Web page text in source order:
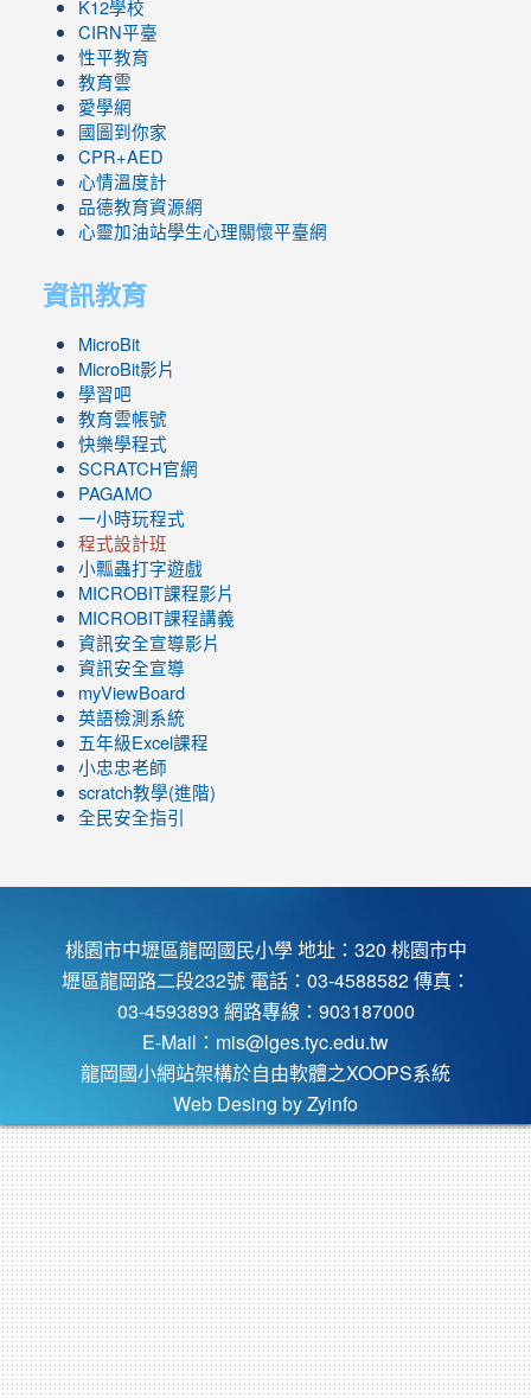
K12學校
CIRN平臺
性平教育
教育雲
愛學網
國圖到你家
CPR+AED
心情溫度計
品德教育資源網
心靈加油站學生心理關懷平臺網
資訊教育
MicroBit
MicroBit影片
學習吧
教育雲帳號
快樂學程式
SCRATCH官網
PAGAMO
一小時玩程式
程式設計班
小瓢蟲打字遊戲
link
to
https://www.youtube.com/channel/UC8LghzcV5-
ZBGmXwlbUndNA/videos?
view=0&sort=dd&shelf_id=0
MICROBIT課程影片
link
to
https://www.youtube.com/channel/UC8LghzcV5-
ZBGmXwlbUndNA/videos?
view=0&sort=dd&shelf_id=0
MICROBIT課程講義
資訊安全宣導影片
資訊安全宣導
myViewBoard
英語檢測系統
五年級Excel課程
小忠忠老師
scratch教學(進階)
全民安全指引
桃園市中壢區龍岡國民小學 地址：320 桃園市中
壢區龍岡路二段232號 電話：03-4588582 傳真：
03-4593893 網路專線：903187000
E-Mail： mis@lges.tyc.edu.tw
龍岡國小網站架構於自由軟體之XOOPS系統
Web Desing by Zyinfo